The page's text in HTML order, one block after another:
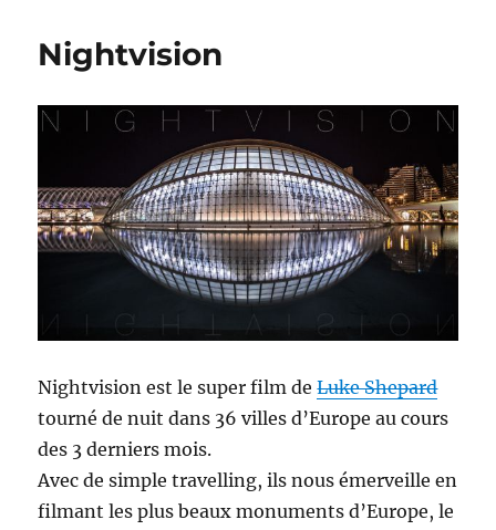
Nightvision
Nightvision est le super film deLuke Shepard
tourné de nuit dans 36 villes d’Europe au cours
des 3 derniers mois.
Avec de simple travelling, ils nous émerveille en
filmant les plus beaux monuments d’Europe, le